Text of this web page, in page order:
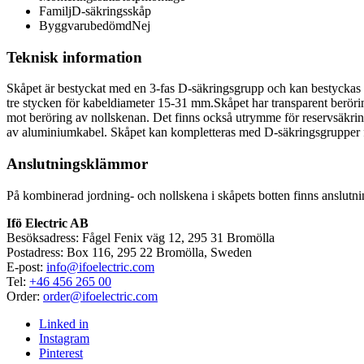
FamiljD-säkringsskåp
ByggvarubedömdNej
Teknisk information
Skåpet är bestyckat med en 3-fas D-säkringsgrupp och kan
tre stycken för kabeldiameter 15-31 mm.Skåpet har transparent
mot beröring av nollskenan. Det finns också utrymme för
av aluminiumkabel. Skåpet kan kompletteras med D-
Anslutningsklämmor
På kombinerad jordning- och nollskena i skåpets botten finns
Ifö Electric AB
Besöksadress: Fågel Fenix väg 12, 295 31 Bromölla
Postadress: Box 116, 295 22 Bromölla, Sweden
E-post: info@ifoelectric.com
Tel: +46 456 265 00
Order: order@ifoelectric.com
Linked in
Instagram
Pinterest